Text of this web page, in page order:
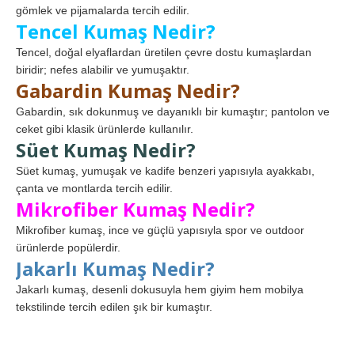
gömlek ve pijamalarda tercih edilir.
Tencel Kumaş Nedir?
Tencel, doğal elyaflardan üretilen çevre dostu kumaşlardan
biridir; nefes alabilir ve yumuşaktır.
Gabardin Kumaş Nedir?
Gabardin, sık dokunmuş ve dayanıklı bir kumaştır; pantolon ve
ceket gibi klasik ürünlerde kullanılır.
Süet Kumaş Nedir?
Süet kumaş, yumuşak ve kadife benzeri yapısıyla ayakkabı,
çanta ve montlarda tercih edilir.
Mikrofiber Kumaş Nedir?
Mikrofiber kumaş, ince ve güçlü yapısıyla spor ve outdoor
ürünlerde popülerdir.
Jakarlı Kumaş Nedir?
Jakarlı kumaş, desenli dokusuyla hem giyim hem mobilya
tekstilinde tercih edilen şık bir kumaştır.